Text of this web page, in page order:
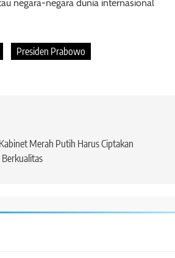
negara-negara dunia internasional
Presiden Prabowo
Merah Putih Harus Ciptakan